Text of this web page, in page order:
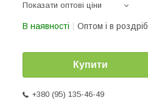
Показати оптові ціни
В наявності Оптом і в роздріб
Купити
+380 (95) 135-46-49